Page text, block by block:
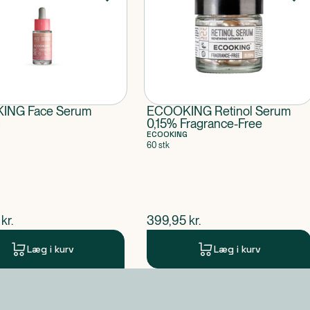
Face Serum
pris
kr.
Læg i kurv
ECOOKING Retinol Serum
0,15% Fragrance-Free
ECOOKING
60 stk
$nuværende pris
399,95 kr.
Læg i kurv